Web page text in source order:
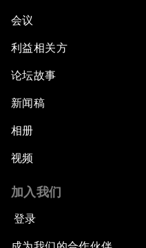
会议
利益相关方
论坛故事
新闻稿
相册
视频
加入我们
登录